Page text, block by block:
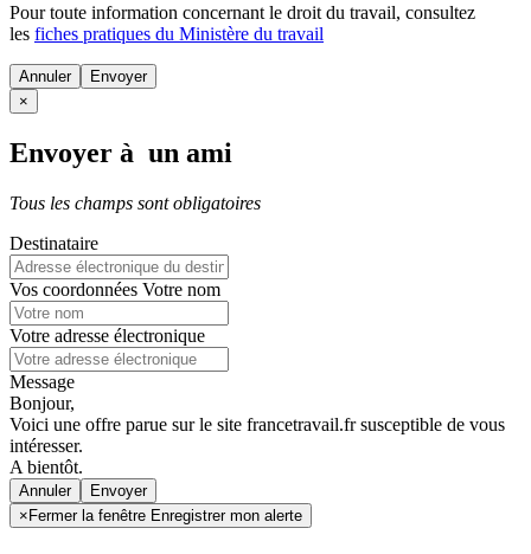
Pour toute information concernant le droit du travail, consultez
les fiches pratiques du Ministère du travail
Annuler
×
Envoyer à un ami
Tous les champs sont obligatoires
Destinataire
Vos coordonnées Votre nom
Votre adresse électronique
Message
Bonjour,
Voici une offre parue sur le site francetravail.fr susceptible de vous
intéresser.
A bientôt.
Annuler
× Fermer la fenêtre Enregistrer mon alerte